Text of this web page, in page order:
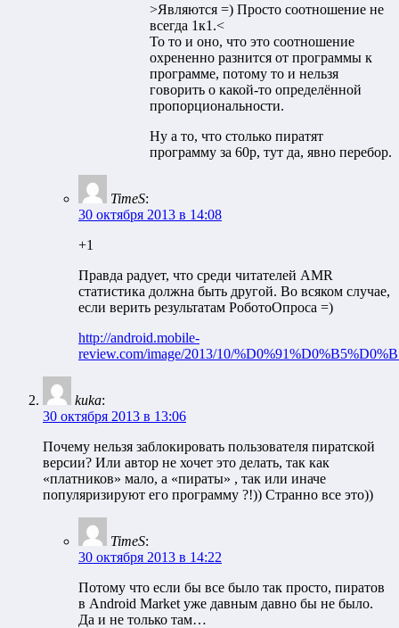
>Являются =) Просто соотношение не
всегда 1к1.<
То то и оно, что это соотношение
охрененно разнится от программы к
программе, потому то и нельзя
говорить о какой-то определённой
пропорциональности.
Ну а то, что столько пиратят
программу за 60р, тут да, явно перебор.
TimeS:
30 октября 2013 в 14:08
+1
Правда радует, что среди читателей AMR
статистика должна быть другой. Во всяком случае,
если верить результатам РоботоОпроса =)
http://android.mobile-
review.com/image/2013/10/
kuka:
30 октября 2013 в 13:06
Почему нельзя заблокировать пользователя пиратской
версии? Или автор не хочет это делать, так как
«платников» мало, а «пираты» , так или иначе
популяризируют его программу ?!)) Странно все это))
TimeS:
30 октября 2013 в 14:22
Потому что если бы все было так просто, пиратов
в Android Market уже давным давно бы не было.
Да и не только там…